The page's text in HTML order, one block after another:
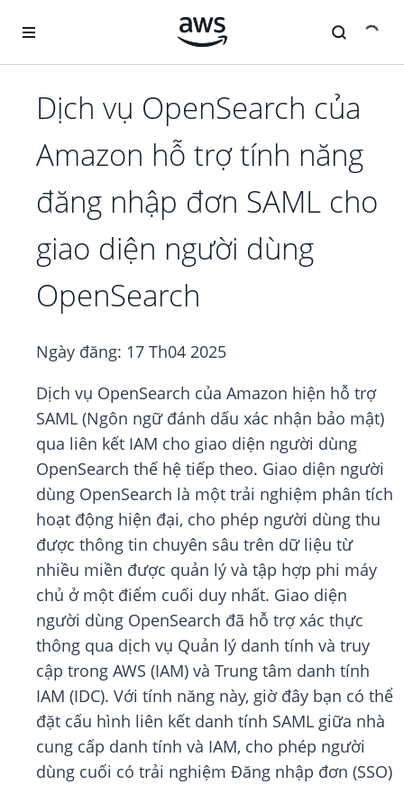
Dịch vụ OpenSearch của
Amazon hỗ trợ tính năng
đăng nhập đơn SAML cho
giao diện người dùng
OpenSearch
Ngày đăng: 17 Th04 2025
Dịch vụ OpenSearch của Amazon hiện hỗ trợ
SAML (Ngôn ngữ đánh dấu xác nhận bảo mật)
qua liên kết IAM cho giao diện người dùng
OpenSearch thế hệ tiếp theo. Giao diện người
dùng OpenSearch là một trải nghiệm phân tích
hoạt động hiện đại, cho phép người dùng thu
được thông tin chuyên sâu trên dữ liệu từ
nhiều miền được quản lý và tập hợp phi máy
chủ ở một điểm cuối duy nhất. Giao diện
người dùng OpenSearch đã hỗ trợ xác thực
thông qua dịch vụ Quản lý danh tính và truy
cập trong AWS (IAM) và Trung tâm danh tính
IAM (IDC). Với tính năng này, giờ đây bạn có thể
đặt cấu hình liên kết danh tính SAML giữa nhà
cung cấp danh tính và IAM, cho phép người
dùng cuối có trải nghiệm Đăng nhập đơn (SSO)